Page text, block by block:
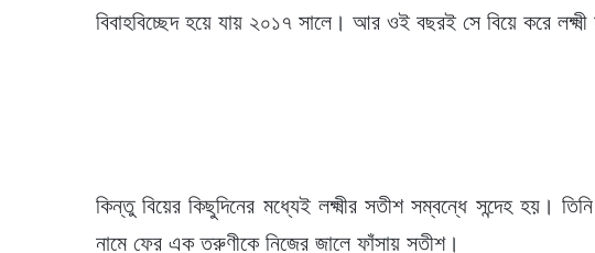
বিবাহবিচ্ছেদ হয়ে যায় ২০১৭ সালে। আর ওই বছরই সে বিয়ে করে
কিন্তু বিয়ের কিছুদিনের মধ্যেই লক্ষ্মীর সতীশ সম্বন্ধে সন্দেহ হয়।
নামে ফের এক তরুণীকে নিজের জালে ফাঁসায় সতীশ।